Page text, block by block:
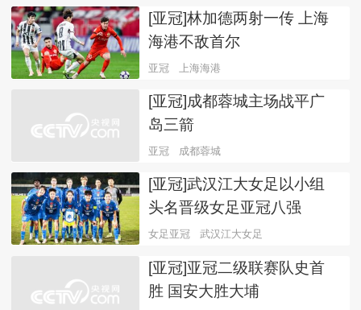
[亚冠]林加德两射一传 上海
海港不敌首尔
亚冠 上海海港
[亚冠]成都蓉城主场战平广
岛三箭
亚冠 成都蓉城
[亚冠]武汉江大女足以小组
头名晋级女足亚冠八强
女足亚冠 武汉江大女足
[亚冠]亚冠二级联赛队史首
胜 国安大胜大埔